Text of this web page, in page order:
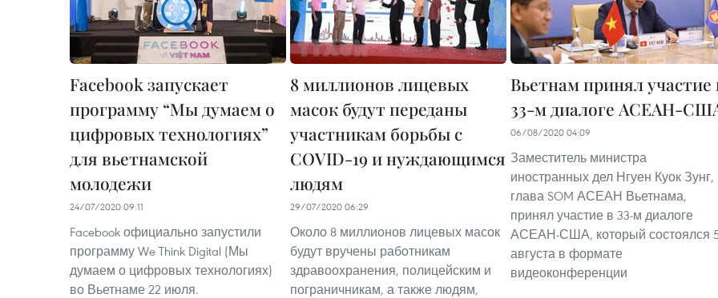
Facebook запускает
программу “Мы думаем о
цифровых технологиях”
для вьетнамской
молодежи
24/07/2020 09:11
Facebook официально запустили
программу We Think Digital (Мы
думаем о цифровых технологиях)
во Вьетнаме 22 июля.
8 миллионов лицевых
масок будут переданы
участникам борьбы с
COVID-19 и нуждающимся
людям
29/07/2020 06:29
Около 8 миллионов лицевых масок
будут вручены работникам
здравоохранения, полицейским и
пограничникам, а также людям,
Вьетнам принял участие
33-м диалоге АСЕАН-
06/08/2020 04:09
Заместитель министра
иностранных дел Нгуен Куок Зунг,
глава SOM АСЕАН Вьетнама,
принял участие в 33-м диалоге
АСЕАН-США, который состоялся
августа в формате
видеоконференции